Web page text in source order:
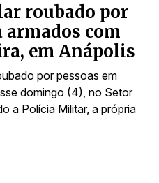
roubado por
armados com
em Anápolis
por pessoas em
domingo (4), no Setor
a Polícia Militar, a própria